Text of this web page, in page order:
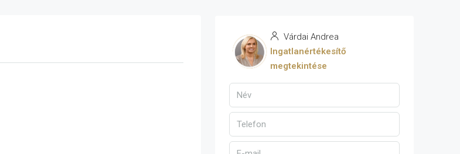
Várdai Andrea
Ingatlanértékesítő
megtekintése